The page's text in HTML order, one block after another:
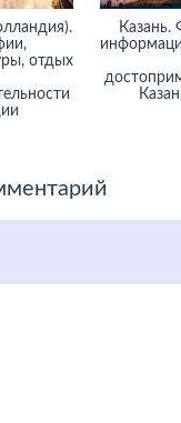
отдых
Казань.